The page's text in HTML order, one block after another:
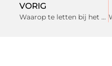
VORIG
Waarop te letten bij het kiezen van een begraafplaats in Rotterdam?